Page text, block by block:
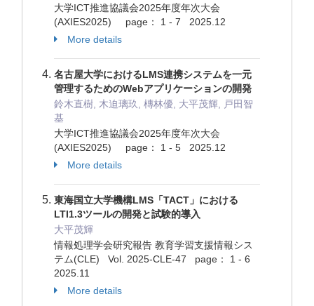
大学ICT推進協議会2025年度年次大会
(AXIES2025) page： 1 - 7 2025.12
More details
名古屋大学におけるLMS連携システムを一元
管理するためのWebアプリケーションの開発
鈴木直樹, 木迫璃玖, 槫林優, 大平茂輝, 戸田智
基
大学ICT推進協議会2025年度年次大会
(AXIES2025) page： 1 - 5 2025.12
More details
東海国立大学機構LMS「TACT」における
LTI1.3ツールの開発と試験的導入
大平茂輝
情報処理学会研究報告 教育学習支援情報シス
テム(CLE) Vol. 2025-CLE-47 page： 1 - 6
2025.11
More details